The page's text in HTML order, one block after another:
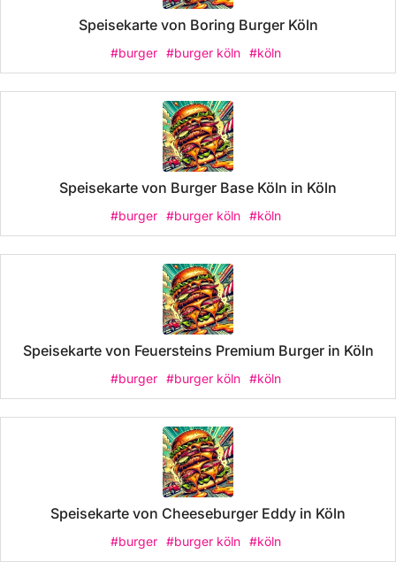
Speisekarte von Boring Burger Köln
#burger #burger köln #köln
Speisekarte von Burger Base Köln in Köln
#burger #burger köln #köln
Speisekarte von Feuersteins Premium Burger in Köln
#burger #burger köln #köln
Speisekarte von Cheeseburger Eddy in Köln
#burger #burger köln #köln